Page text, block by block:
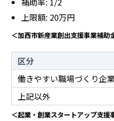
上限額: 20万円
＜加西市新産業創出支援事業補助
区分
働きやすい職場づくり企
上記以外
＜起業・創業スタートアップ支